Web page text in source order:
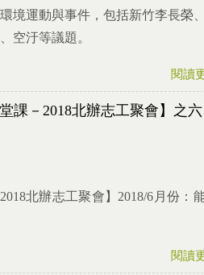
境運動與事件，包括新竹李長榮
空汙等議題。
閱讀
課－2018北辦志工聚會】之六
北辦志工聚會】2018/6月份：
閱讀